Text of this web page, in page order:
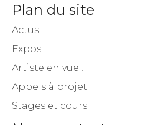
Plan du site
Actus
Expos
Artiste en vue !
Appels à projet
Stages et cours